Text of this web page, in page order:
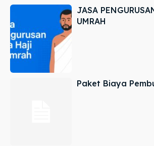
JASA
UMRAH
Paket Biaya